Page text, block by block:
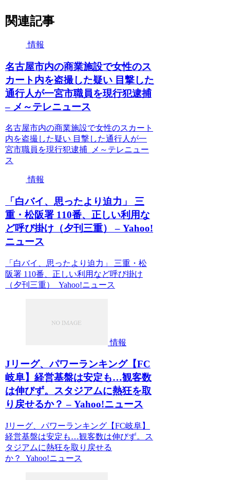
関連記事
情報
名古屋市内の商業施設で女性のス
カート内を盗撮した疑い 目撃した
通行人が一宮市職員を現行犯逮捕
– メ～テレニュース
名古屋市内の商業施設で女性のスカート
内を盗撮した疑い 目撃した通行人が一
宮市職員を現行犯逮捕 メ～テレニュー
ス
情報
「白バイ、思ったより迫力」 三
重・松阪署 110番、正しい利用な
ど呼び掛け（夕刊三重） – Yahoo!
ニュース
「白バイ、思ったより迫力」 三重・松
阪署 110番、正しい利用など呼び掛け
（夕刊三重） Yahoo!ニュース
情報
Jリーグ、パワーランキング【FC
岐阜】経営基盤は安定も…観客数
は伸びず。スタジアムに熱狂を取
り戻せるか？ – Yahoo!ニュース
Jリーグ、パワーランキング【FC岐阜】
経営基盤は安定も…観客数は伸びず。ス
タジアムに熱狂を取り戻せる
か？ Yahoo!ニュース